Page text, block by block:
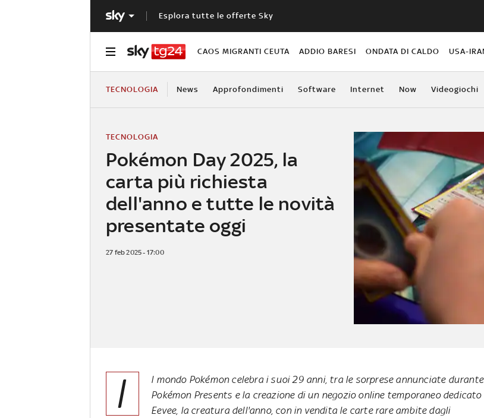
Esplora tutte le offerte Sky
CAOS MIGRANTI CEUTA ADDIO BARESI ONDATA DI CALDO USA-
TECNOLOGIA News Approfondimenti Software Internet Now Videogiochi
Pokémon Day 2025, la
carta più richiesta
dell'anno e tutte le novità
presentate oggi
TECNOLOGIA
27 feb 2025 - 17:00
I
l mondo Pokémon celebra i suoi 29 anni, tra le sorprese annunciate
Pokémon Presents e la creazione di un negozio online temporaneo dedicato
Eevee, la creatura dell'anno, con in vendita le carte rare ambite dagli